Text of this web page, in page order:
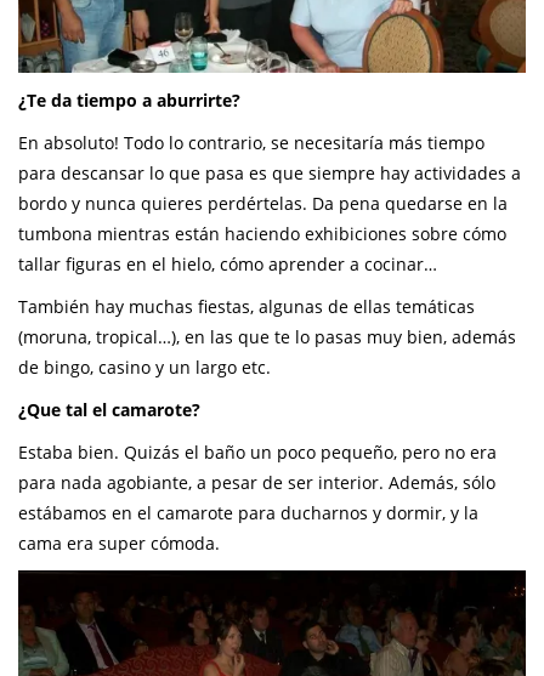
¿Te da tiempo a aburrirte?
En absoluto! Todo lo contrario, se necesitaría más tiempo
para descansar lo que pasa es que siempre hay actividades a
bordo y nunca quieres perdértelas. Da pena quedarse en la
tumbona mientras están haciendo exhibiciones sobre cómo
tallar figuras en el hielo, cómo aprender a cocinar…
También hay muchas fiestas, algunas de ellas temáticas
(moruna, tropical…), en las que te lo pasas muy bien, además
de bingo, casino y un largo etc.
¿Que tal el camarote?
Estaba bien. Quizás el baño un poco pequeño, pero no era
para nada agobiante, a pesar de ser interior. Además, sólo
estábamos en el camarote para ducharnos y dormir, y la
cama era super cómoda.